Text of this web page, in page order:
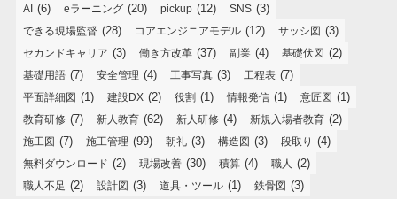
AI (6) eラーニング (20) pickup (12) SNS (3)
できる現場監督 (28) コアエンジニアモデル (12) サッシ図 (3)
セカンドキャリア (3) 働き方改革 (37) 副業 (4) 基礎伏図 (2)
基礎用語 (7) 安全管理 (4) 工事写真 (3) 工程表 (7)
平面詳細図 (1) 建設DX (2) 役割 (1) 情報発信 (1) 意匠図 (1)
教育研修 (7) 新人教育 (62) 新人研修 (4) 新規入場者教育 (2)
施工図 (7) 施工管理 (99) 朝礼 (3) 構造図 (3) 段取り (4)
無料ダウンロード (2) 現場改善 (30) 積算 (4) 職人 (2)
職人不足 (2) 設計図 (3) 道具・ツール (1) 鉄骨図 (3)